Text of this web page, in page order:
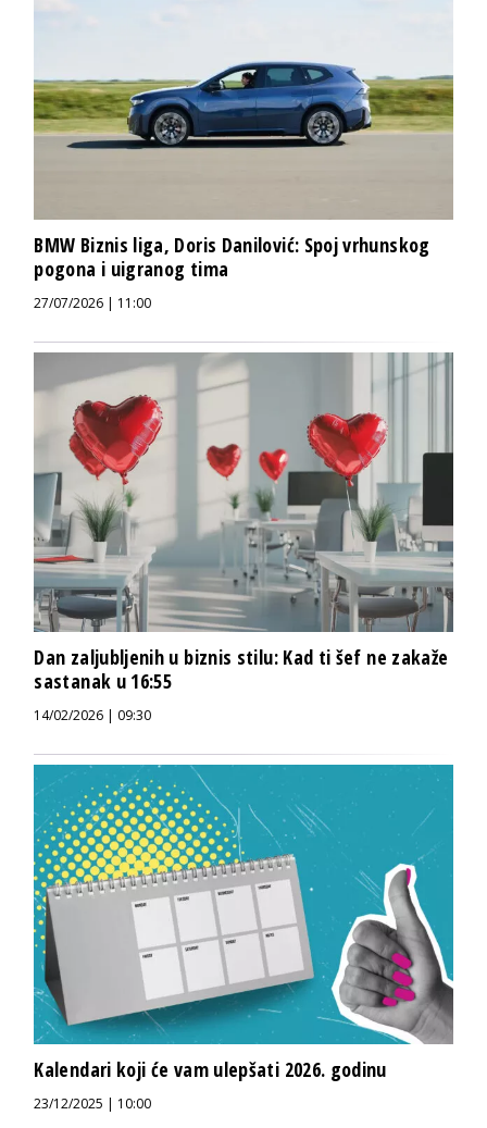
BMW Biznis liga, Doris Danilović: Spoj vrhunskog
pogona i uigranog tima
27/07/2026 | 11:00
Dan zaljubljenih u biznis stilu: Kad ti šef ne zakaže
sastanak u 16:55
14/02/2026 | 09:30
Kalendari koji će vam ulepšati 2026. godinu
23/12/2025 | 10:00